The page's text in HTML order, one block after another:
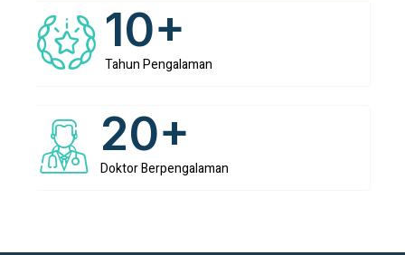
10+
Tahun Pengalaman
20+
Doktor Berpengalaman